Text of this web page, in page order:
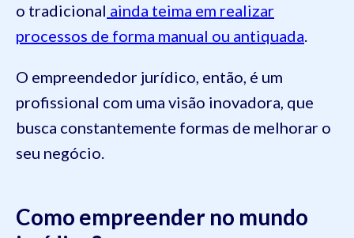
o tradicional ainda teima em realizar
processos de forma manual ou antiquada.
O empreendedor jurídico, então, é um
profissional com uma visão inovadora, que
busca constantemente formas de melhorar o
seu negócio.
Como empreender no mundo